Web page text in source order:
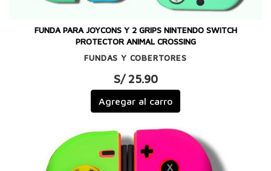
FUNDA PARA JOYCONS Y 2 GRIPS NINTENDO SWITCH
PROTECTOR ANIMAL CROSSING
FUNDAS Y COBERTORES
S/ 25.90
Agregar al carro